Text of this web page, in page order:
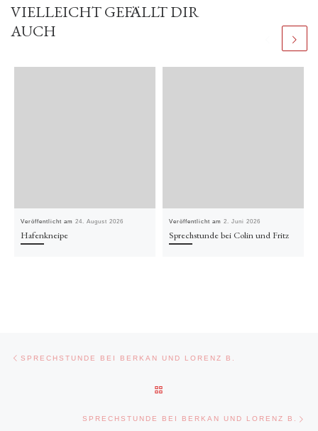
VIELLEICHT GEFÄLLT DIR
AUCH
Veröffentlicht am24. August 2026
Hafenkneipe
Veröffentlicht am2. Juni 2026
Sprechstunde bei Colin und Fritz
Beitragsnavigation
SPRECHSTUNDE BEI BERKAN UND LORENZ B.
SPRECHSTUNDE BEI BERKAN UND LORENZ B.